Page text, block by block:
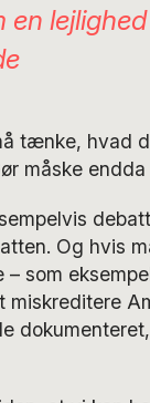
en
tænke, hvad
måske endda
Og hvis
som